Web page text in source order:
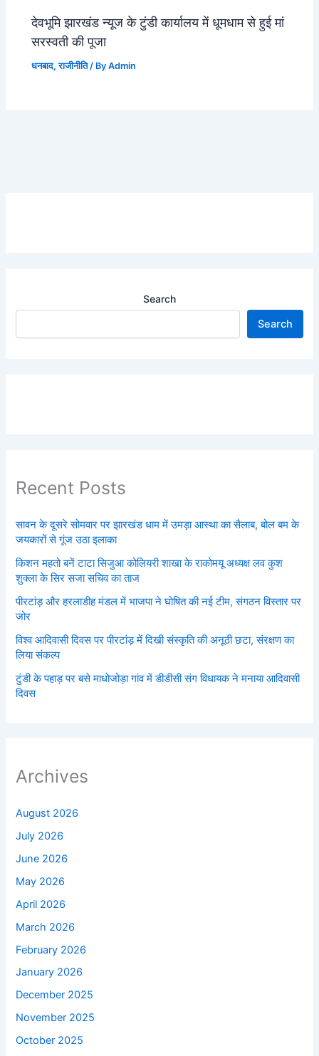
देवभूमि झारखंड न्यूज के टुंडी कार्यालय में धूमधाम से हुई मां
सरस्वती की पूजा
धनबाद,राजीनीति/ ByAdmin
Search
Search
Recent Posts
सावन के दूसरे सोमवार पर झारखंड धाम में उमड़ा आस्था का सैलाब, बोल बम के
जयकारों से गूंज उठा इलाका
किशन महतो बनें टाटा सिजुआ कोलियरी शाखा के राकोमयू अध्यक्ष लव कुश
शुक्ला के सिर सजा सचिव का ताज
पीरटांड़ और हरलाडीह मंडल में भाजपा ने घोषित की नई टीम, संगठन विस्तार पर
जोर
विश्व आदिवासी दिवस पर पीरटांड़ में दिखी संस्कृति की अनूठी छटा, संरक्षण का
लिया संकल्प
टुंडी के पहाड़ पर बसे माधोजोड़ा गांव में डीडीसी संग विधायक ने मनाया आदिवासी
दिवस
Archives
August 2026
July 2026
June 2026
May 2026
April 2026
March 2026
February 2026
January 2026
December 2025
November 2025
October 2025